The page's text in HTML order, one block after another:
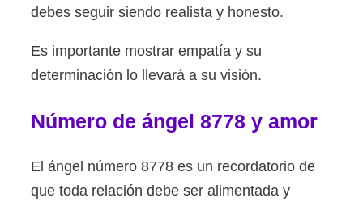
debes seguir siendo realista y honesto.
Es importante mostrar empatía y su
determinación lo llevará a su visión.
Número de ángel 8778 y amor
El ángel número 8778 es un recordatorio de
que toda relación debe ser alimentada y